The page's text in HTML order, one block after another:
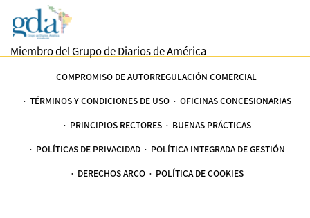
Miembro del Grupo de Diarios de América
COMPROMISO DE AUTORREGULACIÓN COMERCIAL
TÉRMINOS Y CONDICIONES DE USO OFICINAS CONCESIONARIAS
PRINCIPIOS RECTORES BUENAS PRÁCTICAS
POLÍTICAS DE PRIVACIDAD POLÍTICA INTEGRADA DE GESTIÓN
DERECHOS ARCO POLÍTICA DE COOKIES